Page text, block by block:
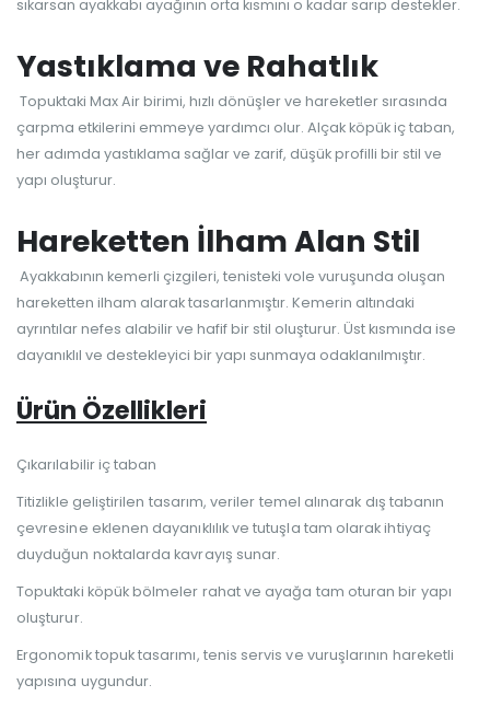
sıkarsan ayakkabı ayağının orta kısmını o kadar sarıp destekler.
Yastıklama ve Rahatlık
Topuktaki Max Air birimi, hızlı dönüşler ve hareketler sırasında
çarpma etkilerini emmeye yardımcı olur. Alçak köpük iç taban,
her adımda yastıklama sağlar ve zarif, düşük profilli bir stil ve
yapı oluşturur.
Hareketten İlham Alan Stil
Ayakkabının kemerli çizgileri, tenisteki vole vuruşunda oluşan
hareketten ilham alarak tasarlanmıştır. Kemerin altındaki
ayrıntılar nefes alabilir ve hafif bir stil oluşturur. Üst kısmında ise
dayanıklıl ve destekleyici bir yapı sunmaya odaklanılmıştır.
Ürün Özellikleri
Çıkarılabilir iç taban
Titizlikle geliştirilen tasarım, veriler temel alınarak dış tabanın
çevresine eklenen dayanıklılık ve tutuşla tam olarak ihtiyaç
duyduğun noktalarda kavrayış sunar.
Topuktaki köpük bölmeler rahat ve ayağa tam oturan bir yapı
oluşturur.
Ergonomik topuk tasarımı, tenis servis ve vuruşlarının hareketli
yapısına uygundur.